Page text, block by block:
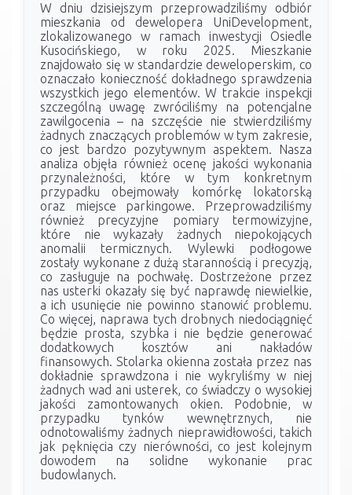
W dniu dzisiejszym przeprowadziliśmy odbiór
mieszkania od dewelopera UniDevelopment,
zlokalizowanego w ramach inwestycji Osiedle
Kusocińskiego, w roku 2025. Mieszkanie
znajdowało się w standardzie deweloperskim, co
oznaczało konieczność dokładnego sprawdzenia
wszystkich jego elementów. W trakcie inspekcji
szczególną uwagę zwróciliśmy na potencjalne
zawilgocenia – na szczęście nie stwierdziliśmy
żadnych znaczących problemów w tym zakresie,
co jest bardzo pozytywnym aspektem. Nasza
analiza objęła również ocenę jakości wykonania
przynależności, które w tym konkretnym
przypadku obejmowały komórkę lokatorską
oraz miejsce parkingowe. Przeprowadziliśmy
również precyzyjne pomiary termowizyjne,
które nie wykazały żadnych niepokojących
anomalii termicznych. Wylewki podłogowe
zostały wykonane z dużą starannością i precyzją,
co zasługuje na pochwałę. Dostrzeżone przez
nas usterki okazały się być naprawdę niewielkie,
a ich usunięcie nie powinno stanowić problemu.
Co więcej, naprawa tych drobnych niedociągnięć
będzie prosta, szybka i nie będzie generować
dodatkowych kosztów ani nakładów
finansowych. Stolarka okienna została przez nas
dokładnie sprawdzona i nie wykryliśmy w niej
żadnych wad ani usterek, co świadczy o wysokiej
jakości zamontowanych okien. Podobnie, w
przypadku tynków wewnętrznych, nie
odnotowaliśmy żadnych nieprawidłowości, takich
jak pęknięcia czy nierówności, co jest kolejnym
dowodem na solidne wykonanie prac
budowlanych.